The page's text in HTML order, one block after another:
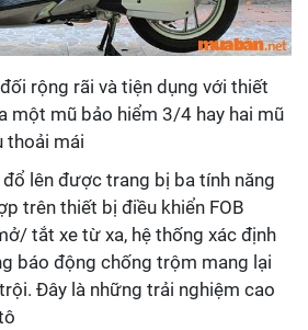
rộng rãi và tiện dụng với thiết
một mũ bảo hiểm 3/4 hay hai mũ
thoải mái
lên được trang bị ba tính năng
trên thiết bị điều khiển FOB
tắt xe từ xa, hệ thống xác định
báo động chống trộm mang lại
Đây là những trải nghiệm cao